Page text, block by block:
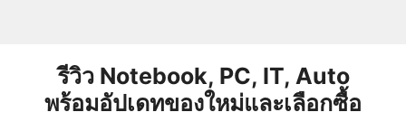
รีวิว Notebook, PC, IT, Auto
พร้อมอัปเดทของใหม่และเลือกซื้อ